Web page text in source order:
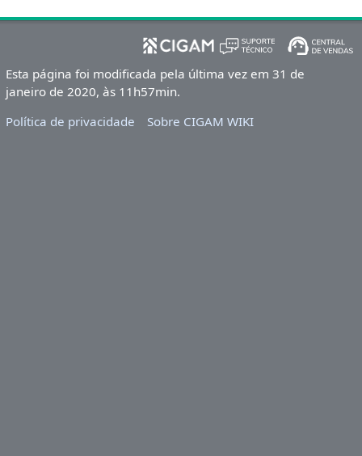
Esta página foi modificada pela última vez em 31 de
janeiro de 2020, às 11h57min.
Política de privacidade
Sobre CIGAM WIKI